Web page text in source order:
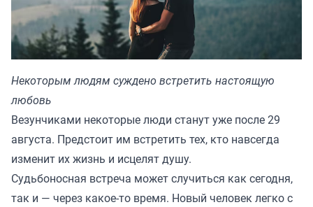
Некоторым людям суждено встретить настоящую
любовь
Везунчиками некоторые люди станут уже после 29
августа. Предстоит им встретить тех, кто навсегда
изменит их жизнь и исцелят душу.
Судьбоносная встреча может случиться как сегодня,
так и — через какое-то время. Новый человек легко с